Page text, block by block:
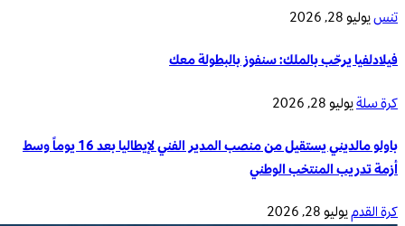
تنسيوليو 28, 2026
فيلادلفيا يرحّب بالملك: سنفوز بالبطولة معك
كرة سلةيوليو 28, 2026
باولو مالديني يستقيل من منصب المدير الفني لإيطاليا بعد 16 يوماً وسط
أزمة تدريب المنتخب الوطني
كرة القدميوليو 28, 2026